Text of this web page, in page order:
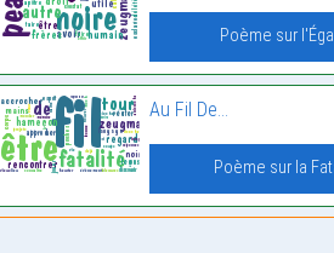
Poème sur
Au Fil De…
Poème sur la